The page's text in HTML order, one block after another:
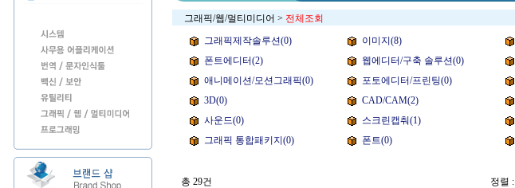
그래픽/웹/멀티미디어 > 전체조회
그래픽제작솔루션(0)
이미지(8)
폰트에디터(2)
웹에디터/구축 솔루션(0)
애니메이션/모션그래픽(0)
포토에디터/프린팅(0)
3D(0)
CAD/CAM(2)
사운드(0)
스크린캡춰(1)
그래픽 통합패키지(0)
폰트(0)
총 29건 정렬 :